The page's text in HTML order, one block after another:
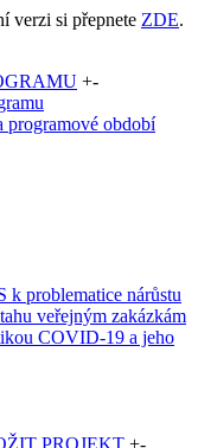
verzi si přepnete ZDE.
+-
programové období
problematice nárůstu
veřejným zakázkám
COVID-19 a jeho
PROJEKT +-